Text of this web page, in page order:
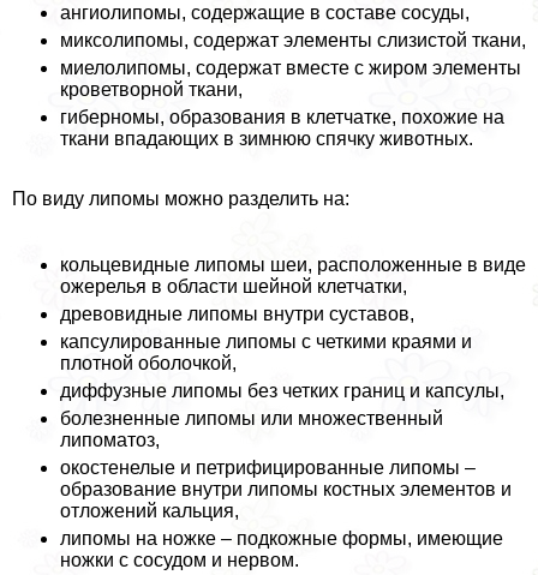
ангиолипомы, содержащие в составе сосуды,
миксолипомы, содержат элементы слизистой ткани,
миелолипомы, содержат вместе с жиром элементы
кроветворной ткани,
гиберномы, образования в клетчатке, похожие на
ткани впадающих в зимнюю спячку животных.
По виду липомы можно разделить на:
кольцевидные липомы шеи, расположенные в виде
ожерелья в области шейной клетчатки,
древовидные липомы внутри суставов,
капсулированные липомы с четкими краями и
плотной оболочкой,
диффузные липомы без четких границ и капсулы,
болезненные липомы или множественный
липоматоз,
окостенелые и петрифицированные липомы –
образование внутри липомы костных элементов и
отложений кальция,
липомы на ножке – подкожные формы, имеющие
ножки с сосудом и нервом.